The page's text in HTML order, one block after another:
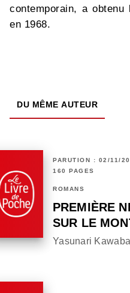
contemporain, a
en 1968.
DU MÊME AUTEUR
PARUTION : 02/11/
160 PAGES
ROMANS
PREMIÈRE
SUR LE
Yasunari